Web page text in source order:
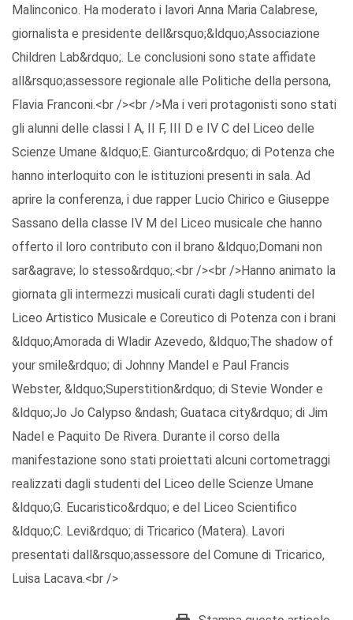
Malinconico. Ha moderato i lavori Anna Maria Calabrese,
giornalista e presidente dell&rsquo;&ldquo;Associazione
Children Lab&rdquo;. Le conclusioni sono state affidate
all&rsquo;assessore regionale alle Politiche della persona,
Flavia Franconi.<br /><br />Ma i veri protagonisti sono stati
gli alunni delle classi I A, II F, III D e IV C del Liceo delle
Scienze Umane &ldquo;E. Gianturco&rdquo; di Potenza che
hanno interloquito con le istituzioni presenti in sala. Ad
aprire la conferenza, i due rapper Lucio Chirico e Giuseppe
Sassano della classe IV M del Liceo musicale che hanno
offerto il loro contributo con il brano &ldquo;Domani non
sar&agrave; lo stesso&rdquo;.<br /><br />Hanno animato la
giornata gli intermezzi musicali curati dagli studenti del
Liceo Artistico Musicale e Coreutico di Potenza con i brani
&ldquo;Amorada di Wladir Azevedo, &ldquo;The shadow of
your smile&rdquo; di Johnny Mandel e Paul Francis
Webster, &ldquo;Superstition&rdquo; di Stevie Wonder e
&ldquo;Jo Jo Calypso &ndash; Guataca city&rdquo; di Jim
Nadel e Paquito De Rivera. Durante il corso della
manifestazione sono stati proiettati alcuni cortometraggi
realizzati dagli studenti del Liceo delle Scienze Umane
&ldquo;G. Eucaristico&rdquo; e del Liceo Scientifico
&ldquo;C. Levi&rdquo; di Tricarico (Matera). Lavori
presentati dall&rsquo;assessore del Comune di Tricarico,
Luisa Lacava.<br />